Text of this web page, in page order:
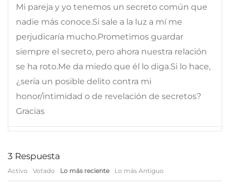
Mi pareja y yo tenemos un secreto común que
nadie más conoce.Si sale a la luz a mí me
perjudicaría mucho.Prometimos guardar
siempre el secreto, pero ahora nuestra relación
se ha roto.Me da miedo que él lo diga.Si lo hace,
¿sería un posible delito contra mi
honor/intimidad o de revelación de secretos?
Gracias
3 Respuesta
Activo Votado Lo más reciente Lo más Antiguo